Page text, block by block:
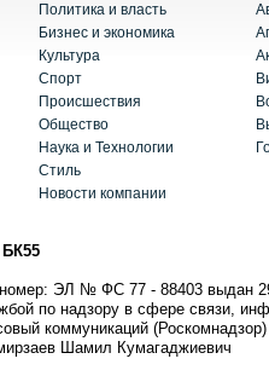
Политика и власть
Бизнес и экономика
Культура
Спорт
Происшествия
Общество
Наука и Технологии
Стиль
Новости компании
БК55
номер: ЭЛ № ФС 77 - 88403 выдан
по надзору в сфере связи,
коммуникаций (Роскомнадзор)
Шамил Кумагаджиевич